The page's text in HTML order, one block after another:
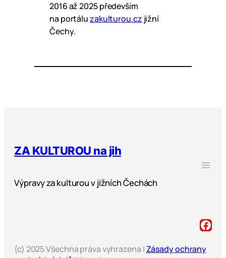
2016 až 2025 především
na portáluzakulturou.cz jižní
Čechy.
ZA KULTUROU na jih
Výpravy za kulturou v jižních Čechách
(c) 2025 Všechna práva vyhrazena | Zásady ochrany